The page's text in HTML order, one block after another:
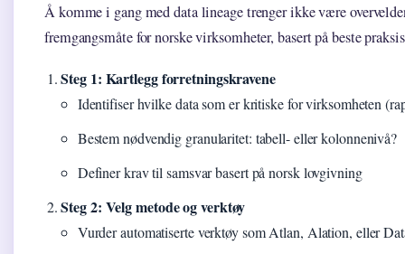
Å komme i gang med data lineage trenger ikke være
fremgangsmåte for norske virksomheter, basert på beste
Steg 1: Kartlegg forretningskravene
Identifiser hvilke data som er kritiske for virksomheten
Bestem nødvendig granularitet: tabell- eller kolonnenivå?
Definer krav til samsvar basert på norsk lovgivning
Steg 2: Velg metode og verktøy
Vurder automatiserte verktøy som Atlan, Alation, eller